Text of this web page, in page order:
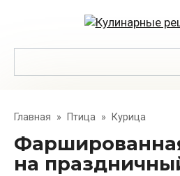
Главная » Птица » Курица
Фаршированная курица
на